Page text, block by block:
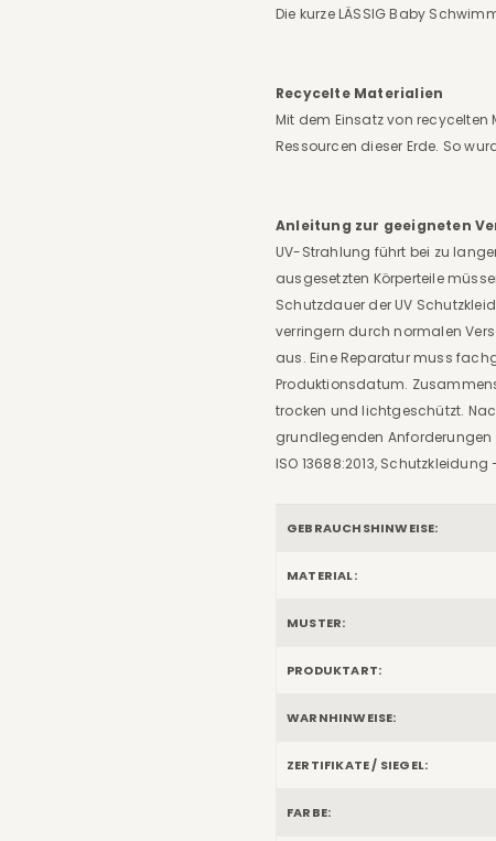
Die kurze LÄSSIG Baby
Recycelte Materialien
Mit dem Einsatz von
Ressourcen dieser Erde. So
Anleitung zur geeigneten
UV-Strahlung führt bei zu
ausgesetzten Körperteile
Schutzdauer der UV
verringern durch normalen
aus. Eine Reparatur muss
Produktionsdatum.
trocken und lichtgeschützt.
grundlegenden Anforderungen
ISO 13688:2013,
GEBRAUCHSHINWEISE:
MATERIAL:
MUSTER:
PRODUKTART:
WARNHINWEISE:
ZERTIFIKATE / SIEGEL:
FARBE: